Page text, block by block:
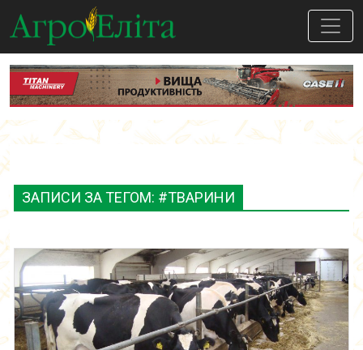
ЗАПИСИ ЗА ТЕГОМ: #ТВАРИНИ